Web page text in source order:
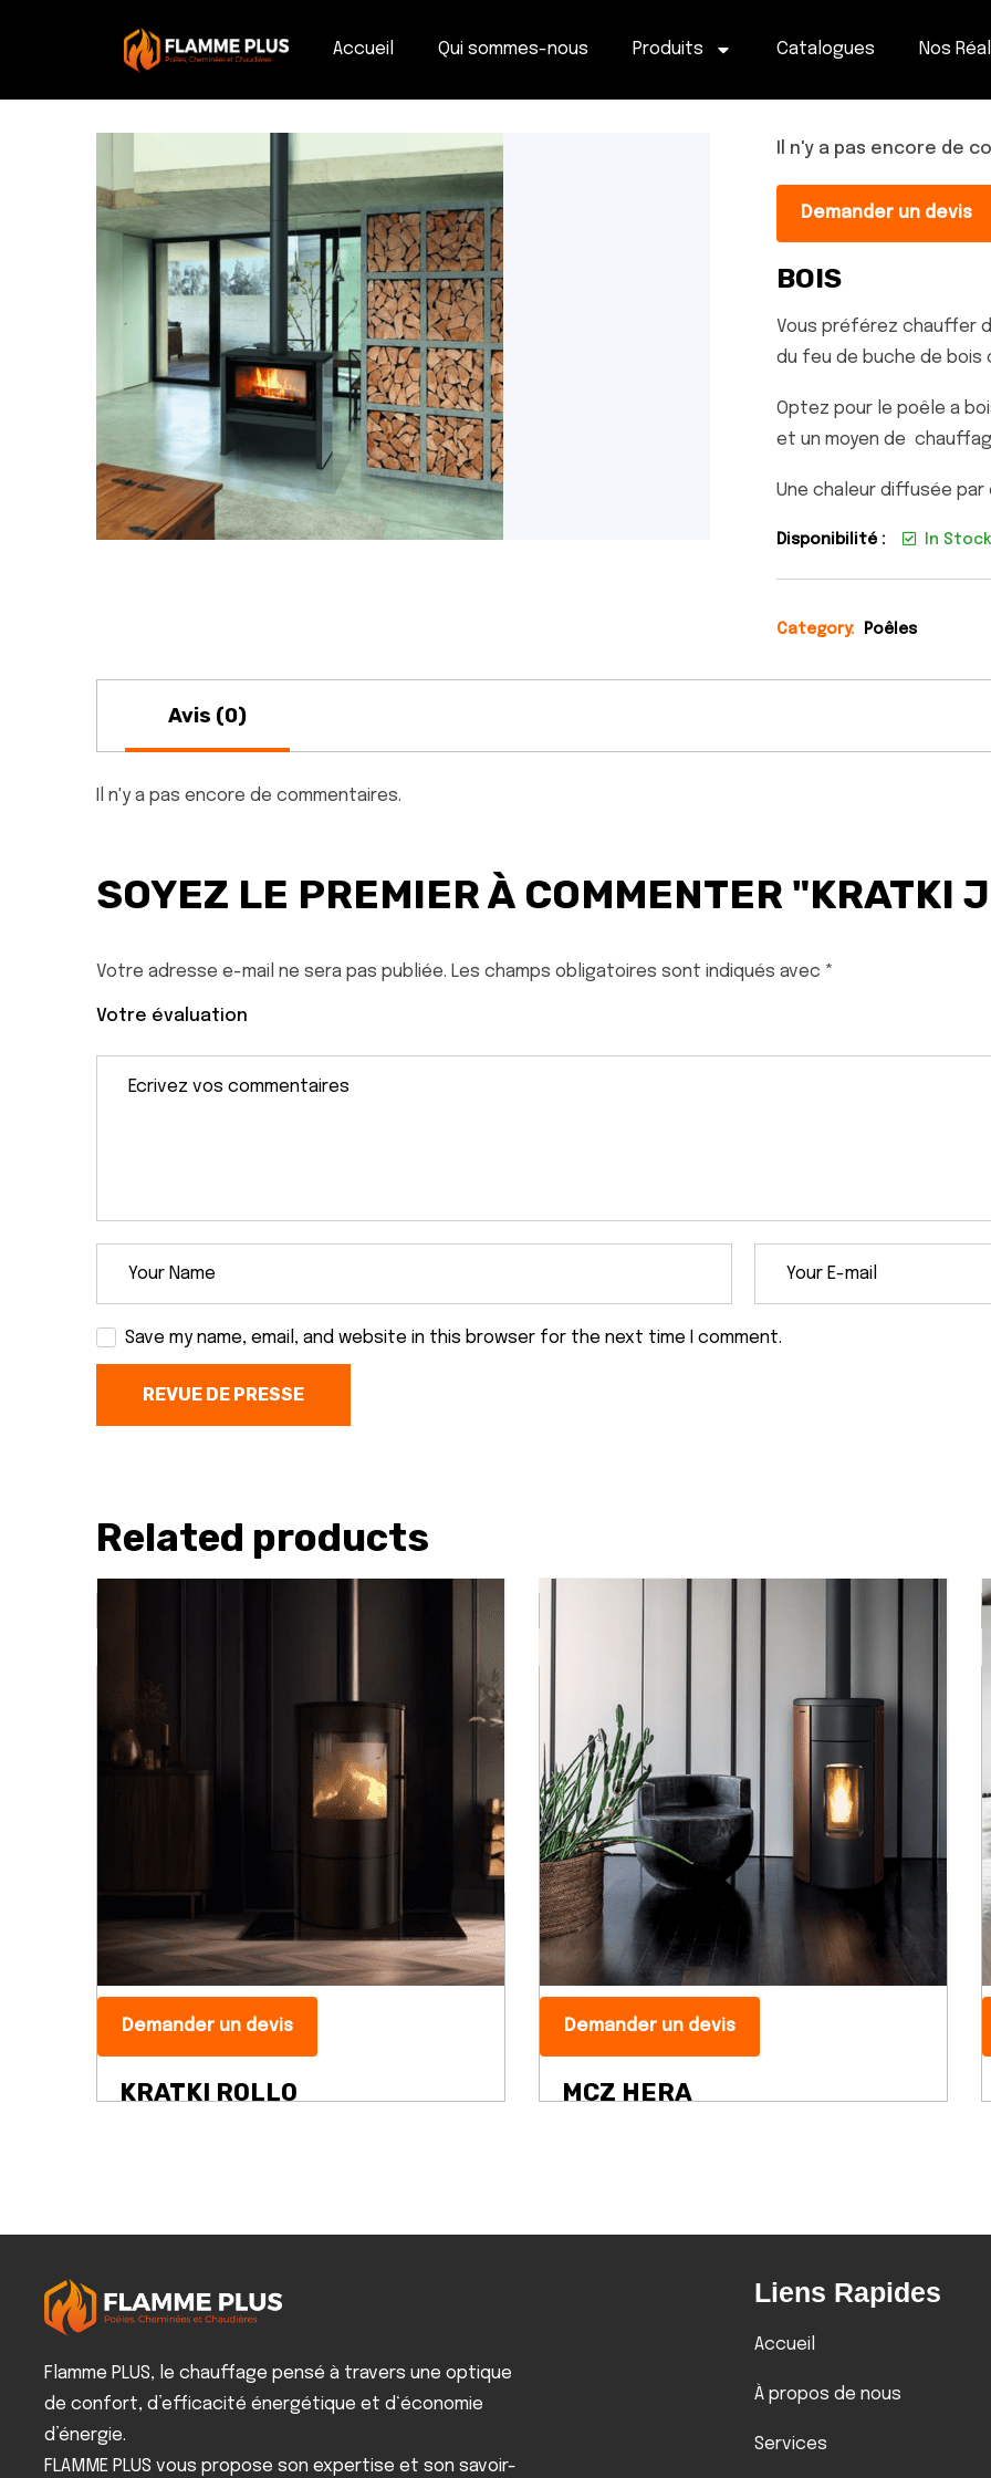
Accueil Qui sommes-nous Produits Catalogues Nos
Il n'y a pas encore de
Demander un devis
BOIS
Vous préférez chauffer
du feu de buche de bois
Optez pour le poêle a
et un moyen de
Une chaleur diffusée
Disponibilité : In Stock
Category: Poêles
Avis (0)
Il n'y a pas encore de commentaires.
SOYEZ LE PREMIER À COMMENTER "KRATKI
Votre adresse e-mail ne sera pas publiée. Les champs obligatoires sont indiqués avec *
Votre évaluation
Save my name, email, and website in this browser for the next time I comment.
REVUE DE PRESSE
Related products
Demander un devis
KRATKI ROLLO
Demander un devis
MCZ HERA
Flamme PLUS, le chauffage pensé à travers une optique
de confort, d’efficacité énergétique et d‘économie
d’énergie.
FLAMME PLUS vous propose son expertise et son savoir-
Liens Rapides
Accueil
À propos de nous
Services